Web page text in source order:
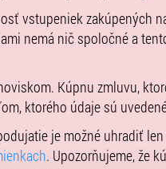
a medailu Majstra
Počet
Banskej Štiavnice,
vstupeniek zakúpených
nemá nič spoločné a
Kúpnu zmluvu,
ktorého údaje sú
je možné uhradiť
. Upozorňujeme, že